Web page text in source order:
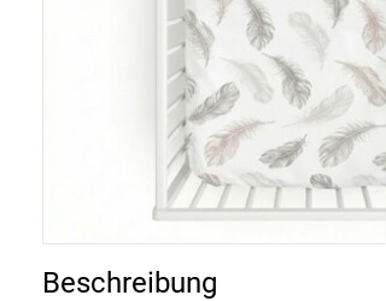
Beschreibung